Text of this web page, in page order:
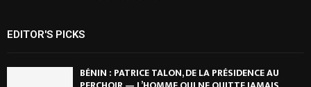
EDITOR'S PICKS
BÉNIN : PATRICE TALON, DE LA PRÉSIDENCE AU